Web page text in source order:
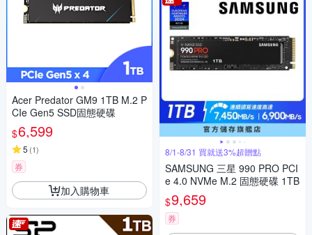
Acer Predator GM9 1TB M.2 P
CIe Gen5 SSD固態硬碟
$6,599
5 (1)
券
加入購物車
8/1-8/31 買就送3%超贈點
SAMSUNG 三星 990 PRO PCI
e 4.0 NVMe M.2 固態硬碟 1TB
$9,659
券